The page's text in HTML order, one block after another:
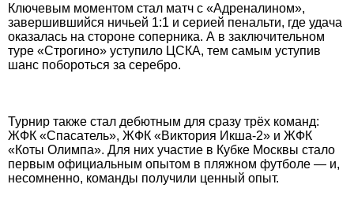
Ключевым моментом стал матч с «Адреналином»,
завершившийся ничьей 1:1 и серией пенальти, где удача
оказалась на стороне соперника. А в заключительном
туре «Строгино» уступило ЦСКА, тем самым уступив
шанс побороться за серебро.
Турнир также стал дебютным для сразу трёх команд:
ЖФК «Спасатель», ЖФК «Виктория Икша-2» и ЖФК
«Коты Олимпа». Для них участие в Кубке Москвы стало
первым официальным опытом в пляжном футболе — и,
несомненно, команды получили ценный опыт.